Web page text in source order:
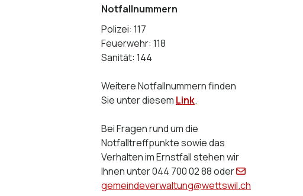
Notfallnummern
Polizei: 117
Feuerwehr: 118
Sanität: 144
Weitere Notfallnummern finden
Sie unter diesem Link.
Bei Fragen rund um die
Notfalltreffpunkte sowie das
Verhalten im Ernstfall stehen wir
Ihnen unter 044 700 02 88 oder
gemeindeverwaltung@wettswil.ch